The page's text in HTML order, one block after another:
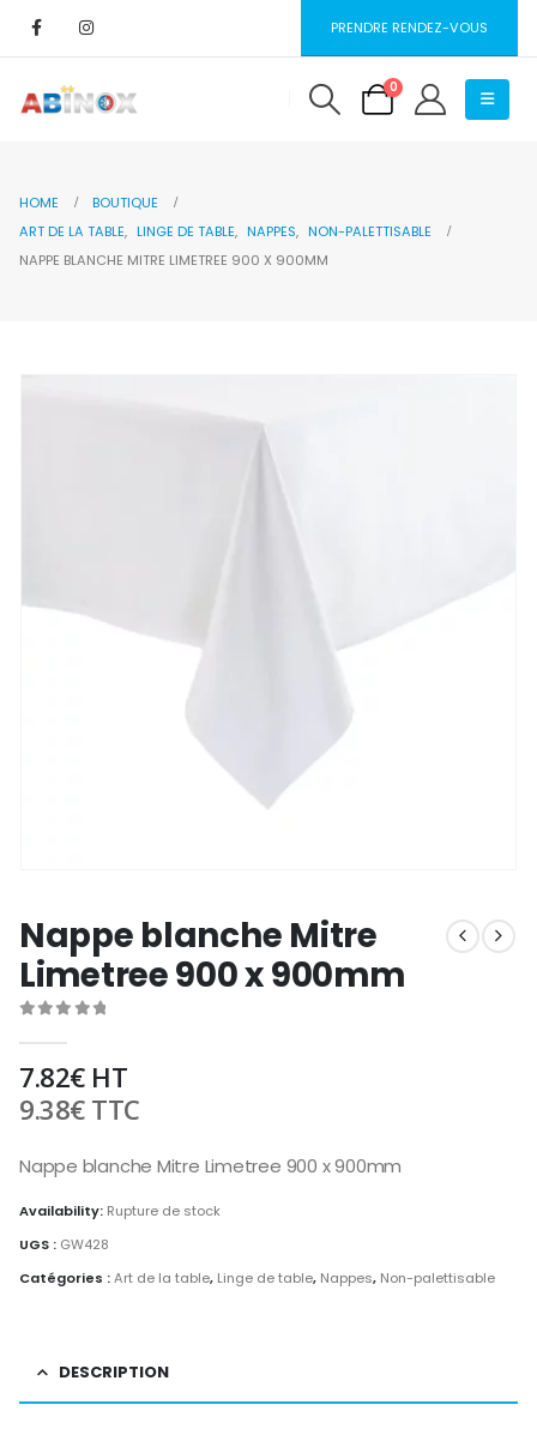
PRENDRE RENDEZ-VOUS
0
HOME
BOUTIQUE
ART DE LA TABLE, LINGE DE TABLE, NAPPES, NON-PALETTISABLE
NAPPE BLANCHE MITRE LIMETREE 900 X 900MM
Nappe blanche Mitre
Limetree 900 x 900mm
7.82€HT
9.38€TTC
Nappe blanche Mitre Limetree 900 x 900mm
Availability: Rupture de stock
UGS : GW428
Catégories :Art de la table, Linge de table, Nappes, Non-palettisable
DESCRIPTION